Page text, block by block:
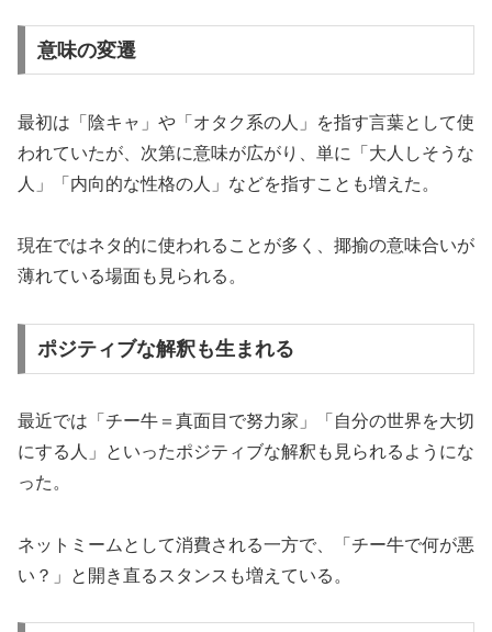
意味の変遷
最初は「陰キャ」や「オタク系の人」を指す言葉として使
われていたが、次第に意味が広がり、単に「大人しそうな
人」「内向的な性格の人」などを指すことも増えた。
現在ではネタ的に使われることが多く、揶揄の意味合いが
薄れている場面も見られる。
ポジティブな解釈も生まれる
最近では「チー牛＝真面目で努力家」「自分の世界を大切
にする人」といったポジティブな解釈も見られるようにな
った。
ネットミームとして消費される一方で、「チー牛で何が悪
い？」と開き直るスタンスも増えている。